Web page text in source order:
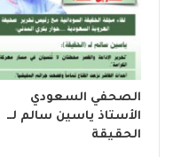
الصحفي السعودي
الأستاذ ياسين سالم لــ
الحقيقة